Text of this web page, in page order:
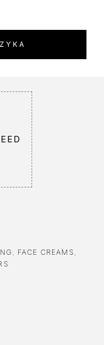
, FACE CREAMS ,